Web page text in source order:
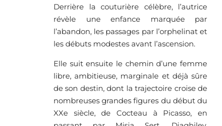
Derrière la couturière célèbre, l’autrice
révèle une enfance marquée par
l’abandon, les passages par l’orphelinat et
les débuts modestes avant l’ascension.
Elle suit ensuite le chemin d’une femme
libre, ambitieuse, marginale et déjà sûre
de son destin, dont la trajectoire croise de
nombreuses grandes figures du début du
XXe siècle, de Cocteau à Picasso, en